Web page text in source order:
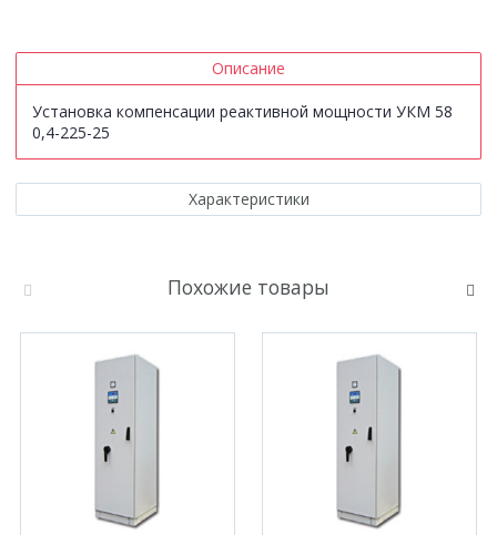
Описание
Установка компенсации реактивной мощности УКМ 58
0,4-225-25
Характеристики
Похожие товары